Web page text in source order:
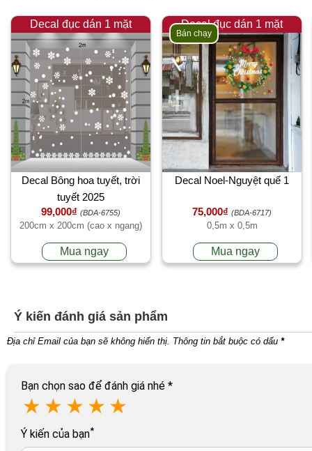
Decal đục dán 1 mặt
Decal Bông hoa tuyết, trời
tuyết 2025
99,000₫ (BDA-6755)
200cm x 200cm (cao x ngang)
Mua ngay
Decal đục dán 1 mặt
Bán chạy
Decal Noel-Nguyệt quế 1
75,000₫ (BDA-6717)
0,5m x 0,5m
Mua ngay
Ý kiến đánh giá sản phẩm
Địa chỉ Email của bạn sẽ không hiển thị. Thông tin bắt buộc có dấu *
Bạn chọn sao để đánh giá nhé *
★ ★ ★ ★ ★
Ý kiến của bạn*